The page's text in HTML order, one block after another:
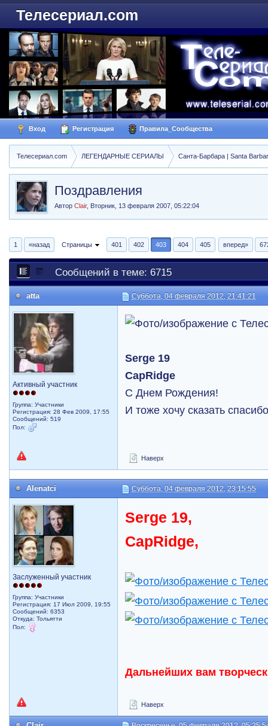
Телесериал.com
Вход Регистрация Правила_Сообщества
Телесериал.com ЛЕГЕНДАРНЫЕ СЕРИАЛЫ Санта-Барбара | Santa
Поздравления
АвторClair, Вторник, 13 февраля 2007, 05:22:04
1 «назад Страницы 401 402 403 404 405 вперед»
Сообщений в теме: 6715
atta Суббота, 04 февраля 2012, 21:41:21
Активный участник
Группа: Участники
Регистрация: 28 Фев 2009, 17:55
Сообщений: 519
Пол:
Serge 19
CapRidge
C Днем Рождения!
И тоже хочу сказать
Наверх
Alenatci Суббота, 04 февраля 2012, 23:15:55
Заслуженный участник
Группа: Участники
Регистрация: 17 Июл 2009, 19:55
Сообщений: 6353
Откуда: Тольятти
Пол:
Serge 19,
CapRidge,
Дальнейших вам
Наверх